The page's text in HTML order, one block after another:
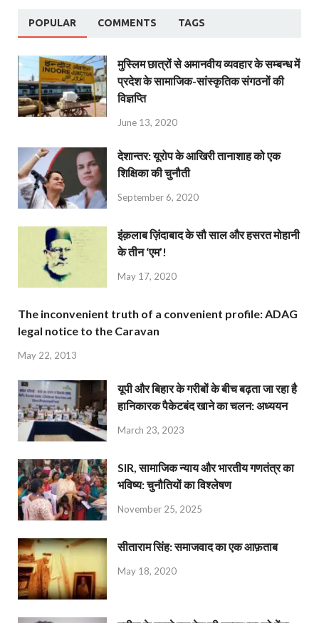
POPULAR COMMENTS TAGS
मुस्लिम छात्रों से अमानवीय व्यवहार के सम्बन्ध में
प्रदेश के सामाजिक-सांस्कृतिक संगठनों की
विज्ञप्ति
June 13, 2020
देशान्‍तर: यूरोप के आखिरी तानाशाह को एक
शिक्षिका की चुनौती
September 6, 2020
इंक़लाब ज़िंदाबाद के सौ साल और हसरत मोहानी
के तीन ‘एम’!
May 17, 2020
The inconvenient truth of a convenient profile: ADAG
legal notice to the Caravan
May 22, 2013
यूपी और बिहार के गरीबों के बीच बढ़ता जा रहा है
हानिकारक पैकेटबंद खाने का चलन: अध्ययन
March 23, 2023
SIR, सामाजिक न्याय और भारतीय गणतंत्र का
भविष्य: चुनौतियों का विश्लेषण
November 25, 2025
सीताराम सिंह: समाजवाद का एक आफ़ताब
May 18, 2020